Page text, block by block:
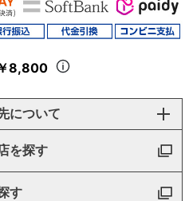
8,800
について
を探す
す